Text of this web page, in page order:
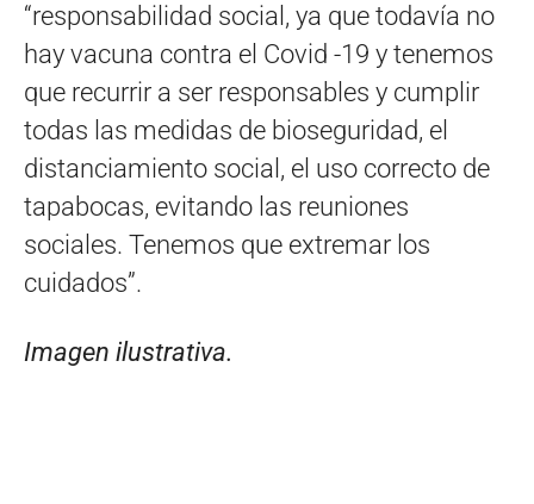
“responsabilidad social, ya que todavía no
hay vacuna contra el Covid -19 y tenemos
que recurrir a ser responsables y cumplir
todas las medidas de bioseguridad, el
distanciamiento social, el uso correcto de
tapabocas, evitando las reuniones
sociales. Tenemos que extremar los
cuidados”.
Imagen ilustrativa.